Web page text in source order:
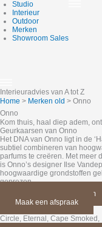
Skip
to
content
Studio
Interieur
Outdoor
Merken
Showroom Sales
Interieuradvies van A tot Z
Home > Merken old > Onno
Onno
Kom thuis, haal diep adem,
Geurkaarsen van Onno
Het DNA van Onno ligt in de
subtiel combineren van
parfums te creëren. Met meer
is Onno’s designer Ilse
hoogwaardige grondstoffen
geprezen.
Bezoek onze Showroom
Maak een afspraak
Circle, Eternal, Cape Smoked,